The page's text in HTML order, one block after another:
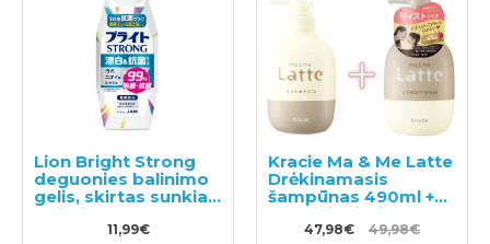
Lion Bright Strong
deguonies balinimo
gelis, skirtas sunkiai
pašalinamoms
dėmėms,11,99€
Kracie Ma & Me Latte
Drėkinamasis
šampūnas 490ml +
kondicionierius 490g
47,98€ 49,98€